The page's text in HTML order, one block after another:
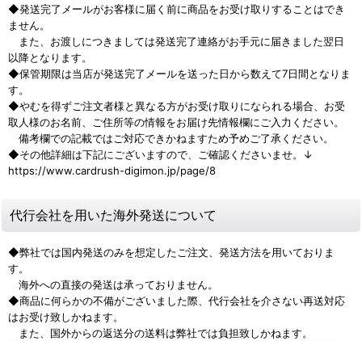
◆発送完了メールがお客様に届く前に商品をお受け取りすることはでき
ません。
また、お渡しにつきましては発送完了連絡がお手元に届きました翌日
以降となります。
◆保管期限は当店が発送完了メールを送った日から数えて7日間となりま
す。
◆やむを得ずご注文者様と異なる方がお受け取りになられる場合、お受
取人様のお名前、ご住所等の情報をお届け先情報欄にご入力ください。
備考欄での記載ではご対応できかねますため予めご了承ください。
◆その他詳細は下記にございますので、ご確認くださいませ。↓
https://www.cardrush-digimon.jp/page/8
代行会社を用いた海外発送について
◆弊社では国内発送のみを想定したご注文、発送方法を用いておりま
す。
海外への直接の発送は承っておりません。
◆商品に何らかの不備がございました際、代行会社を介さない再送対応
はお受け致しかねます。
また、国外からの返送分の送料は弊社では負担致しかねます。